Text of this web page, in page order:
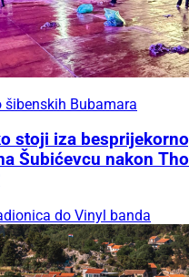
šibenskih Bubamara
stoji iza
Šubićevcu nakon
do Vinyl banda